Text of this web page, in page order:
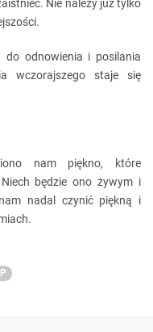
Nie należy już tylko
do odnowienia i posilania
wczorajszego staje się
nam piękno, które
będzie ono żywym i
nadal czynić piękną i